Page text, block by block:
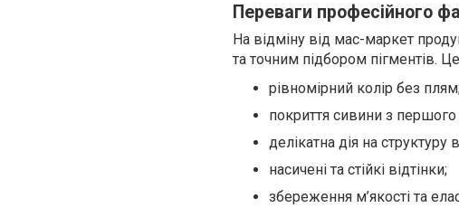
Переваги професійного
На відміну від мас-маркет
та точним підбором пігментів.
рівномірний колір без
покриття сивини з першого
делікатна дія на структуру
насичені та стійкі відтінки;
збереження м’якості та